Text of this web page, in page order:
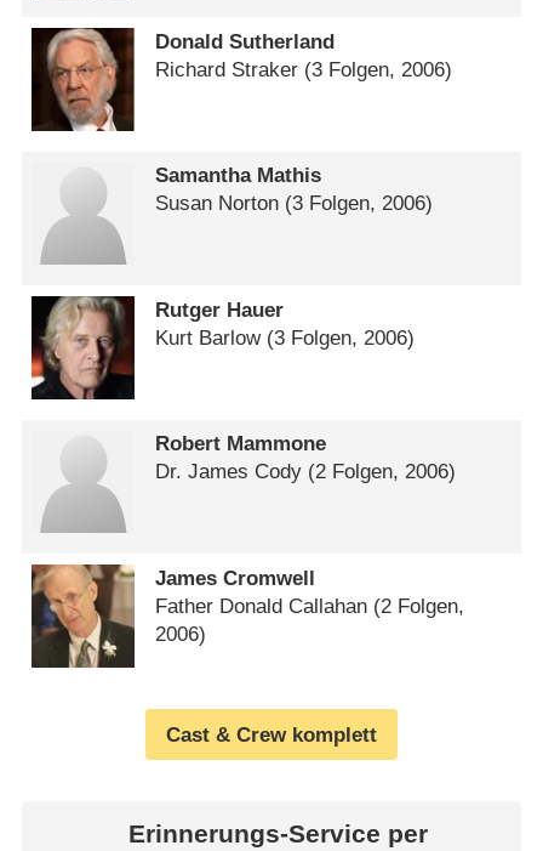
Donald Sutherland
Richard Straker (3 Folgen, 2006)
Samantha Mathis
Susan Norton (3 Folgen, 2006)
Rutger Hauer
Kurt Barlow(3 Folgen, 2006)
Robert Mammone
Dr. James Cody (2 Folgen, 2006)
James Cromwell
Father Donald Callahan (2 Folgen,
2006)
Cast & Crew komplett
Erinnerungs-Service per